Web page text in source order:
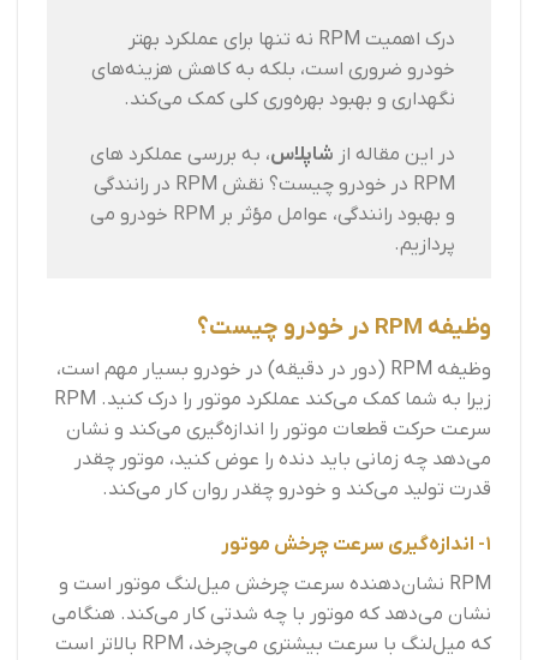
درک اهمیت RPM نه تنها برای عملکرد بهتر
خودرو ضروری است، بلکه به کاهش هزینه‌های
نگهداری و بهبود بهره‌وری کلی کمک می‌کند.
در این مقاله از شاپلاس، به بررسی عملکرد های
RPM در خودرو چیست؟ نقش RPM در رانندگی
و بهبود رانندگی، عوامل مؤثر بر RPM خودرو می
پردازیم.
وظیفه RPM در خودرو چیست؟
وظیفه RPM (دور در دقیقه) در خودرو بسیار مهم است،
زیرا به شما کمک می‌کند عملکرد موتور را درک کنید. RPM
سرعت حرکت قطعات موتور را اندازه‌گیری می‌کند و نشان
می‌دهد چه زمانی باید دنده را عوض کنید، موتور چقدر
قدرت تولید می‌کند و خودرو چقدر روان کار می‌کند.
1- اندازه‌گیری سرعت چرخش موتور
RPM نشان‌دهنده سرعت چرخش میل‌لنگ موتور است و
نشان می‌دهد که موتور با چه شدتی کار می‌کند. هنگامی
که میل‌لنگ با سرعت بیشتری می‌چرخد، RPM بالاتر است